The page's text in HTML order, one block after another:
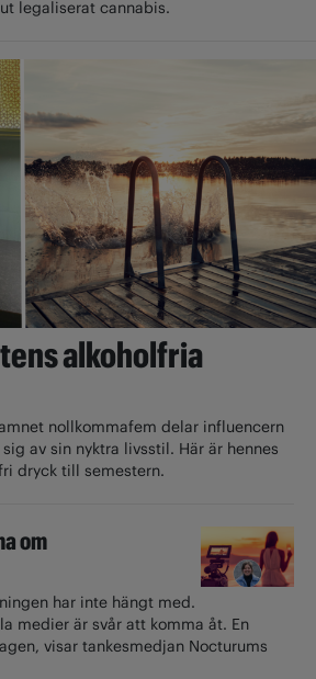
­legaliserat cannabis.
alkoholfria
nollkommafem delar influencern
av sin nyktra livsstil. Här är hennes
dryck till semestern.
om
har inte hängt med.
medier är svår att komma åt. En
visar tankesmedjan Nocturums